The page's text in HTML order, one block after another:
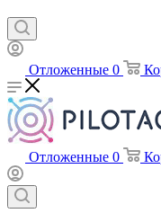
Отложенные 0
Отложенные 0